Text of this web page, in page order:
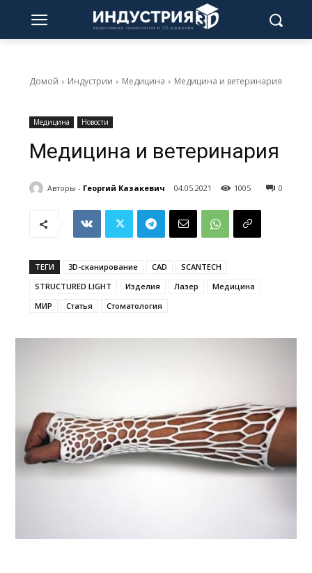
Домой Индустрии Медицина Медицина и ветеринария
Медицина Новости
Медицина и ветеринария
Авторы - Георгий Казакевич 04.05.2021 0
1005
ТЕГИ 3D-сканирование CAD
SCANTECH
STRUCTURED LIGHT
Изделия Лазер
Медицина
МИР
Статья Стоматология